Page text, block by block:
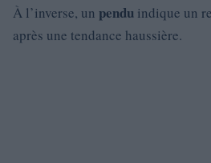
À l’inverse, un pendu indique un
après une tendance haussière.